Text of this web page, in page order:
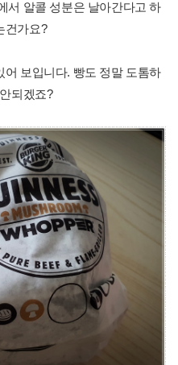
서 알콜 성분은 날아간다고 하
건가요?
어 보입니다. 빵도 정말 도톰하
되겠죠?